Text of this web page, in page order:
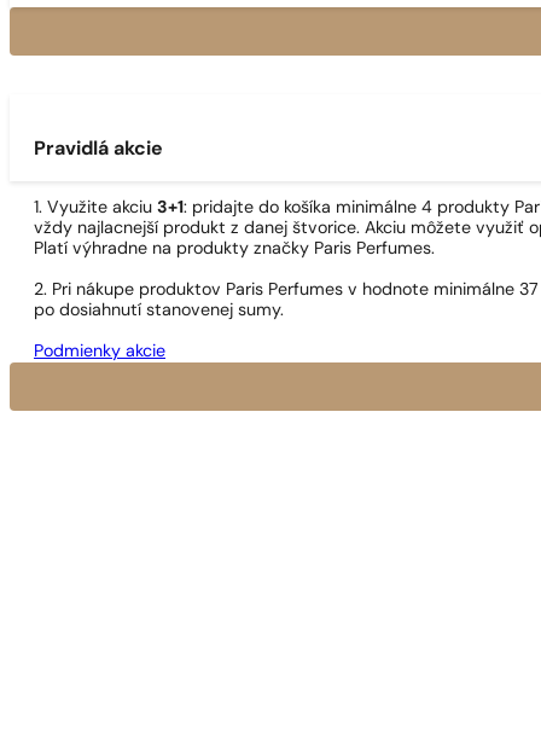
Pravidlá akcie
1. Využite akciu 3+1: pridajte do košíka minimálne 4 produkty
vždy najlacnejší produkt z danej štvorice. Akciu môžete využiť
Platí výhradne na produkty značky Paris Perfumes.
2. Pri nákupe produktov Paris Perfumes v hodnote minimálne
po dosiahnutí stanovenej sumy.
Podmienky akcie